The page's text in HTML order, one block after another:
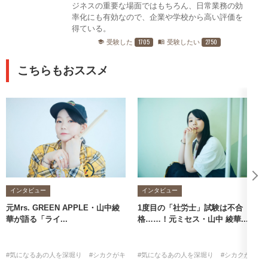
ジネスの重要な場面ではもちろん、日常業務の効
率化にも有効なので、企業や学校から高い評価を
得ている。
school 受験した 1705 menu_book 受験したい 2750
こちらもおススメ
インタビュー
元Mrs. GREEN APPLE・山中綾
華が語る「ライ...
#気になるあの人を深堀り #シカクがキッカケ #山中綾華 #社労士
インタビュー
1度目の「社労士」試験は不合
格……！元ミセス・山中 綾華...
#気になるあの人を深堀り #シカクがキッ